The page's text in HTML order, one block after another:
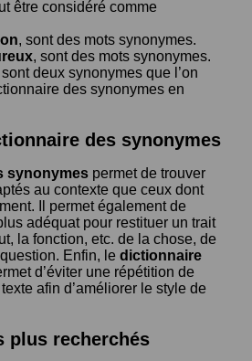
être considéré comme
, sont des mots synonymes.
, sont des mots synonymes.
sont deux synonymes que l’on
des synonymes en
des synonymes
synonymes permet de trouver
au contexte que ceux dont
Il permet également de
adéquat pour restituer un trait
la fonction, etc. de la chose, de
Enfin, le dictionnaire
d’éviter une répétition de
afin d’améliorer le style de
plus recherchés